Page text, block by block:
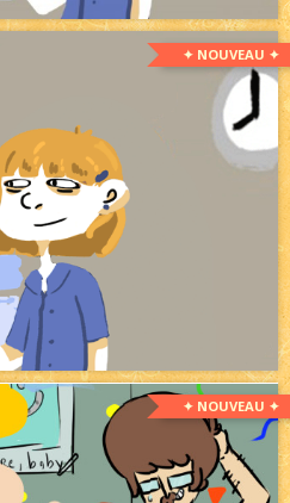
✦ NOUVEAU ✦
✦ NOUVEAU ✦